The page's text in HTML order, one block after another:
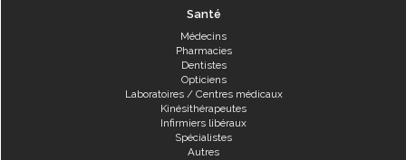
Santé
Médecins
Pharmacies
Dentistes
Opticiens
Laboratoires / Centres médicaux
Kinésithérapeutes
Infirmiers libéraux
Spécialistes
Autres